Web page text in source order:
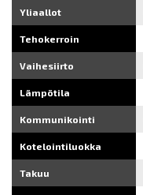
Yliaallot
Tehokerroin
Vaihesiirto
Lämpötila
Kommunikointi
Kotelointiluokka
Takuu